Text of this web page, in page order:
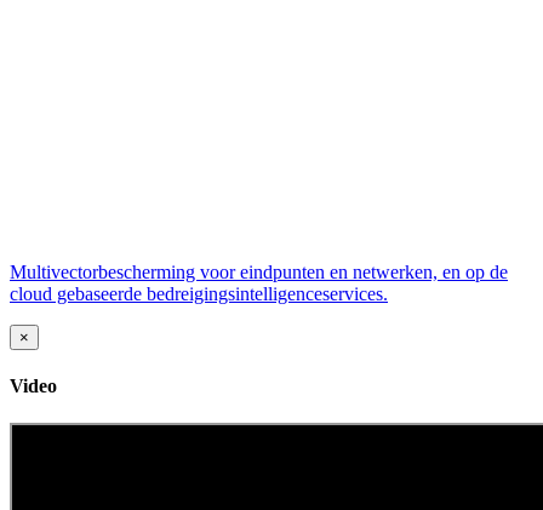
Multivectorbescherming voor eindpunten en netwerken, en op de
cloud gebaseerde bedreigingsintelligenceservices.
×
Video